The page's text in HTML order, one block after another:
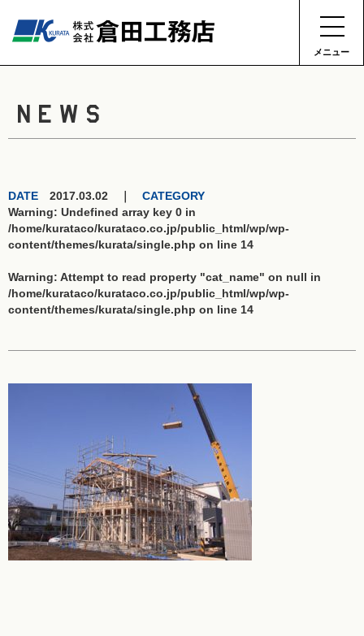
メニュー
NEWS
DATE 2017.03.02 ｜ CATEGORY
Warning: Undefined array key 0 in
/home/kurataco/kurataco.co.jp/public_html/wp/wp-
content/themes/kurata/single.php on line 14
Warning: Attempt to read property "cat_name" on null in
/home/kurataco/kurataco.co.jp/public_html/wp/wp-
content/themes/kurata/single.php on line 14